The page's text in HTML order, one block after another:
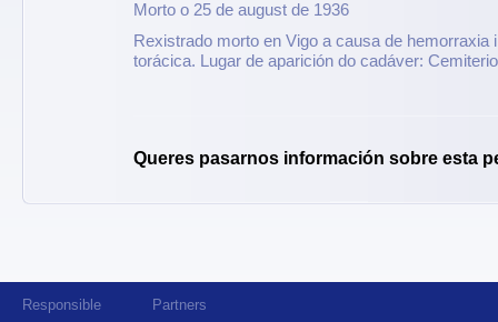
Morto o 25 de august de 1936
Rexistrado morto en Vigo a causa de hemorraxia
torácica. Lugar de aparición do cadáver:
Queres pasarnos información sobre esta
Responsible Partners